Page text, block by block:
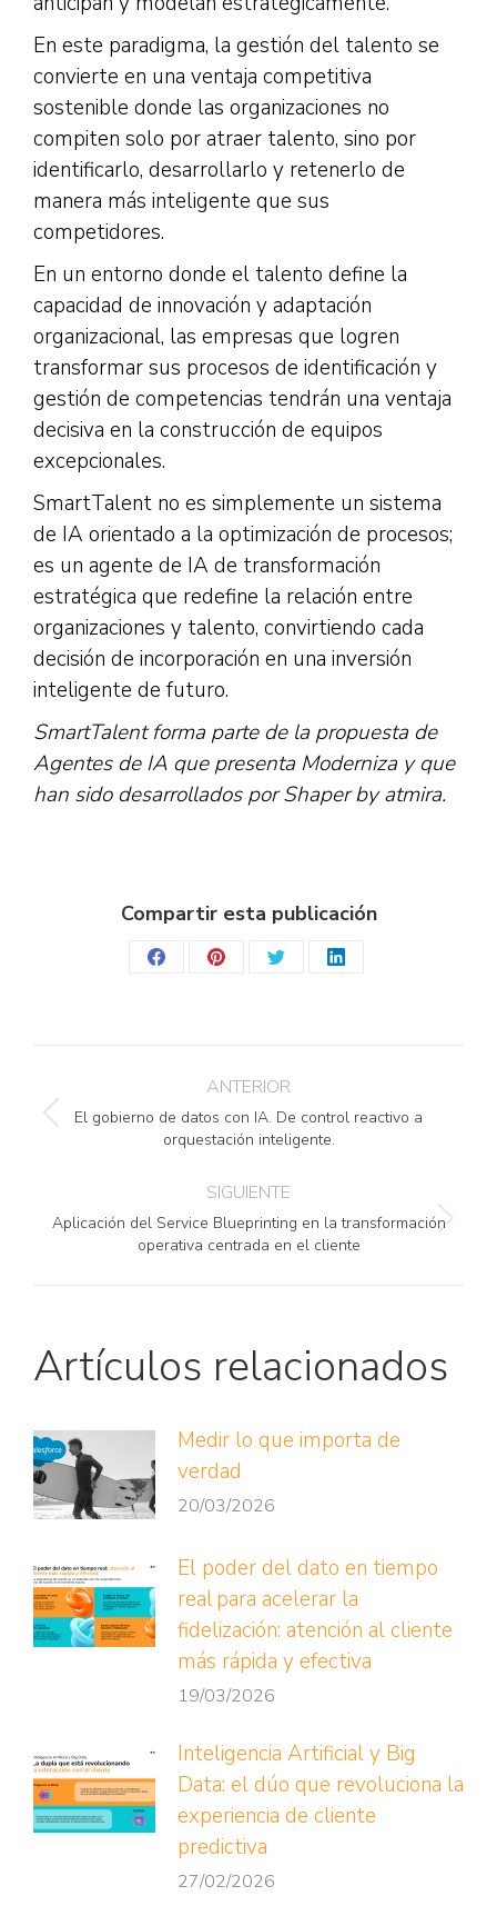
En este paradigma, la gestión del talento se
convierte en una ventaja competitiva
sostenible donde las organizaciones no
compiten solo por atraer talento, sino por
identificarlo, desarrollarlo y retenerlo de
manera más inteligente que sus
competidores.
En un entorno donde el talento define la
capacidad de innovación y adaptación
organizacional, las empresas que logren
transformar sus procesos de identificación y
gestión de competencias tendrán una ventaja
decisiva en la construcción de equipos
excepcionales.
SmartTalent no es simplemente un sistema
de IA orientado a la optimización de procesos;
es un agente de IA de transformación
estratégica que redefine la relación entre
organizaciones y talento, convirtiendo cada
decisión de incorporación en una inversión
inteligente de futuro.
SmartTalent forma parte de la propuesta de
Agentes de IA que presenta Moderniza y que
han sido desarrollados por Shaper by atmira.
Compartir esta publicación
Share
Share
Share
Share
entre
publicaciones
ANTERIOR
Publicación
anterior:
El gobierno de datos con IA. De control reactivo a
orquestación inteligente.
SIGUIENTE
Publicación
Aplicación del Service Blueprinting en la transformación
operativa centrada en el cliente
Artículos relacionados
Medir lo que importa de
verdad
20/03/2026
El poder del dato en tiempo
real para acelerar la
fidelización: atención al cliente
más rápida y efectiva
19/03/2026
Inteligencia Artificial y Big
Data: el dúo que revoluciona la
experiencia de cliente
predictiva
27/02/2026